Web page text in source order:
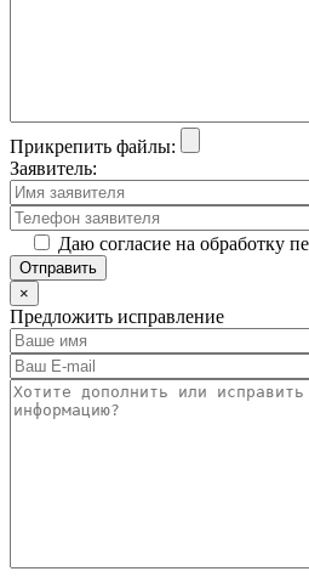
Прикрепить файлы:
Заявитель:
Даю согласие на обработку
×
Предложить исправление